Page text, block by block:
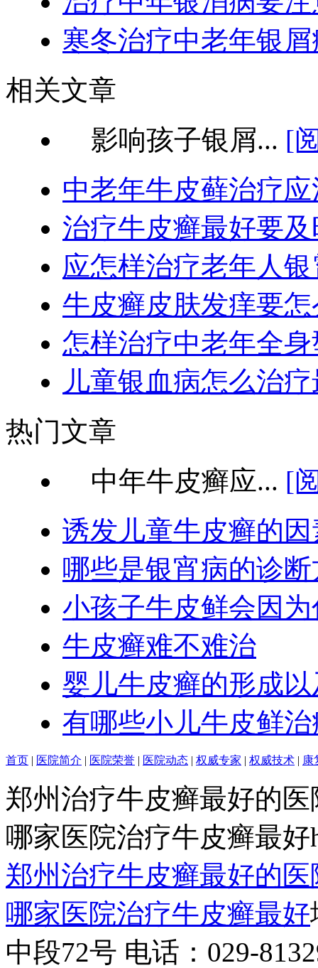
寒冬治疗中老年银
相关文章
影响孩子银屑... [
中老年牛皮藓治疗
治疗牛皮癣最好要及
应怎样治疗老年人
牛皮癣皮肤发痒要
怎样治疗中老年全
儿童银血病怎么治
热门文章
中年牛皮癣应... [
诱发儿童牛皮癣的
哪些是银宵病的诊
小孩子牛皮鲜会因
牛皮癣难不难治
婴儿牛皮癣的形成
有哪些小儿牛皮鲜
首页 | 医院简介 | 医院荣誉 | 医院动态 | 权威专家 | 权威技术 | 康
郑州治疗牛皮癣最好的
哪家医院治疗牛皮癣最好
郑州治疗牛皮癣最好的
哪家医院治疗牛皮癣最好
中段72号 电话：029-